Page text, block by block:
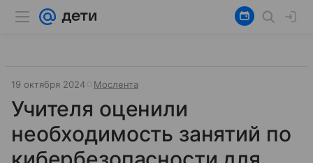
19 октября 2024 Мослента
Учителя оценили
необходимость занятий по